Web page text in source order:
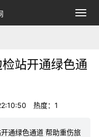
切
换
站开通绿色通
热度：1
通绿色通道 帮助重伤旅